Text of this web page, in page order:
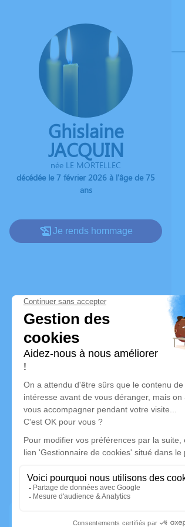
Ghislaine
JACQUIN
née LE MORTELLEC
décédée le 7 février 2026 à l'âge de 75
ans
Je rends hommage